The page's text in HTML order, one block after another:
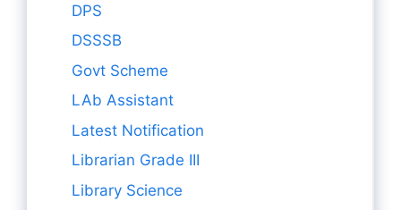
DPS
DSSSB
Govt Scheme
LAb Assistant
Latest Notification
Librarian Grade III
Library Science